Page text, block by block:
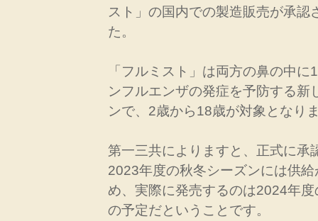
スト」の国内での製造販売が承認
た。
「フルミスト」は両方の鼻の中
ンフルエンザの発症を予防する新
ンで、2歳から18歳が対象となり
第一三共によりますと、正式に承
2023年度の秋冬シーズンには供
め、実際に発売するのは2024年
の予定だということです。